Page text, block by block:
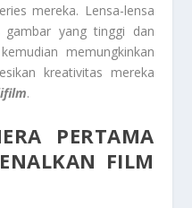
mereka. Lensa-lensa
yang tinggi dan
memungkinkan
kreativitas mereka
.
PERTAMA
FILM